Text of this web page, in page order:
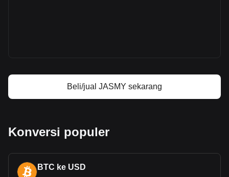
Beli/jual JASMY sekarang
Konversi populer
BTC ke USD